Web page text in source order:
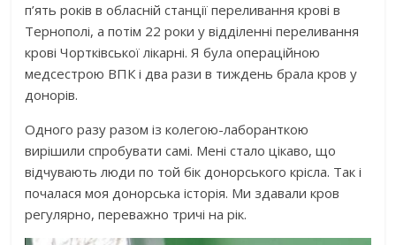
п’ять років в обласній станції переливання крові в
Тернополі, а потім 22 роки у відділенні переливання
крові Чортківської лікарні. Я була операційною
медсестрою ВПК і два рази в тиждень брала кров у
донорів.
Одного разу разом із колегою-лаборанткою
вирішили спробувати самі. Мені стало цікаво, що
відчувають люди по той бік донорського крісла. Так і
почалася моя донорська історія. Ми здавали кров
регулярно, переважно тричі на рік.